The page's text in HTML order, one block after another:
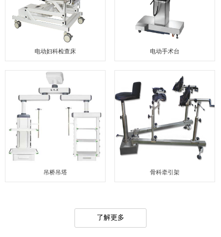
电动妇科检查床 电动手术台
吊桥吊塔 骨科牵引架
了解更多